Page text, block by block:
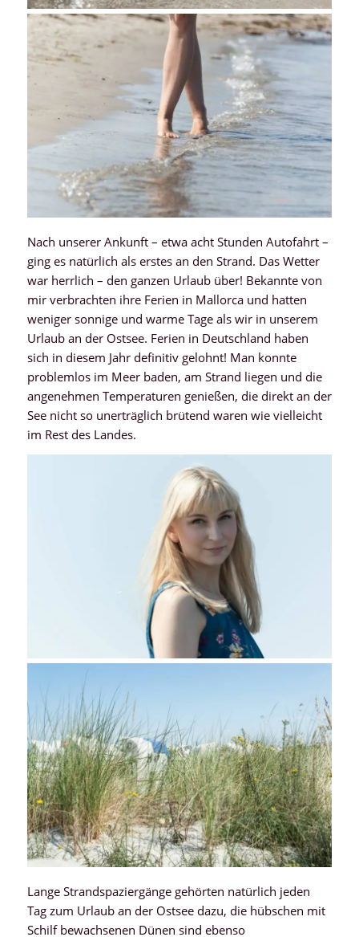
Nach unserer Ankunft – etwa acht Stunden Autofahrt –
ging es natürlich als erstes an den Strand. Das Wetter
war herrlich – den ganzen Urlaub über! Bekannte von
mir verbrachten ihre Ferien in Mallorca und hatten
weniger sonnige und warme Tage als wir in unserem
Urlaub an der Ostsee. Ferien in Deutschland haben
sich in diesem Jahr definitiv gelohnt! Man konnte
problemlos im Meer baden, am Strand liegen und die
angenehmen Temperaturen genießen, die direkt an der
See nicht so unerträglich brütend waren wie vielleicht
im Rest des Landes.
Lange Strandspaziergänge gehörten natürlich jeden
Tag zum Urlaub an der Ostsee dazu, die hübschen mit
Schilf bewachsenen Dünen sind ebenso